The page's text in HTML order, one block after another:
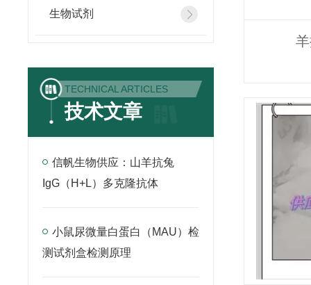
生物试剂
TECHNICAL ARTICLES
技术文章
信帆生物供应：山羊抗兔
IgG（H+L）多克隆抗体
小鼠尿微量白蛋白（MAU）检
测试剂盒检测原理